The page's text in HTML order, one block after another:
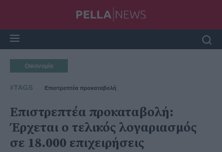
Οικονομία
#TAGS Επιστρεπτέα προκαταβολή
Επιστρεπτέα προκαταβολή:
Έρχεται ο τελικός λογαριασμός
σε 18.000 επιχειρήσεις